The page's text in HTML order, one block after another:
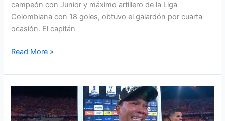
campeón con Junior y máximo artillero de la Liga
Colombiana con 18 goles, obtuvo el galardón por cuarta
ocasión. El capitán
Read More »
Bacca
y